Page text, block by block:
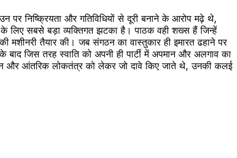
पर निष्क्रियता और गतिविधियों से दूरी बनाने के आरोप मढ़े थे,
लिए सबसे बड़ा व्यक्तिगत झटका है। पाठक वही शख्स हैं जिन्हें
मशीनरी तैयार की। जब संगठन का वास्तुकार ही इमारत ढहाने पर
जिस तरह स्वाति को अपनी ही पार्टी में अपमान और अलगाव का
और आंतरिक लोकतंत्र को लेकर जो दावे किए जाते थे, उनकी कलई